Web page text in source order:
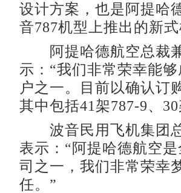
设计方案，也是阿提哈
音787机型上推出的新
阿提哈德航空总裁兼
示：“我们非常荣幸能
户之一。目前以确认订
其中包括41架787-9、
波音民用飞机集团总
表示：“阿提哈德航空
司之一，我们非常荣幸
任。”